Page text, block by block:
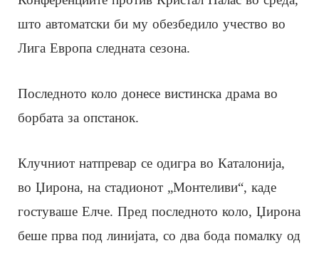
што автоматски би му обезбедило учество во
Лига Европа следната сезона.
Последното коло донесе вистинска драма во
борбата за опстанок.
Клучниот натпревар се одигра во Каталонија,
во Џирона, на стадионот „Монтеливи“, каде
гостуваше Елче. Пред последното коло, Џирона
беше прва под линијата, со два бода помалку од